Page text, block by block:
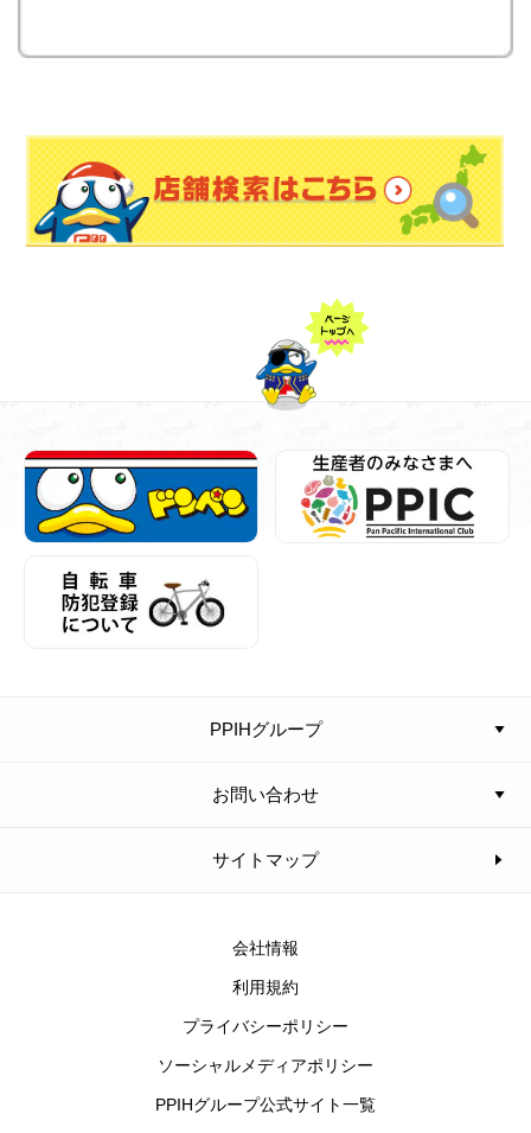
PPIHグループ
お問い合わせ
サイトマップ
会社情報
利用規約
プライバシーポリシー
ソーシャルメディアポリシー
PPIHグループ公式サイト一覧